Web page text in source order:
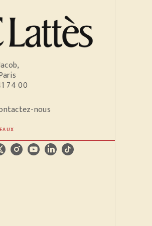
74 00
nous